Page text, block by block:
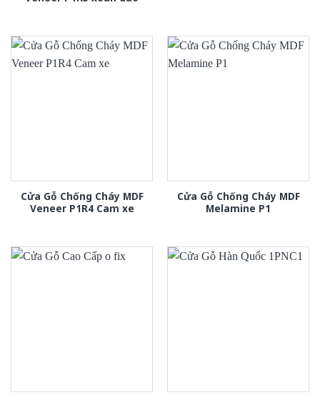
Cửa Gỗ Chống Cháy MDF
Veneer P1R4 Cam xe
Cửa Gỗ Chống Cháy MDF
Melamine P1